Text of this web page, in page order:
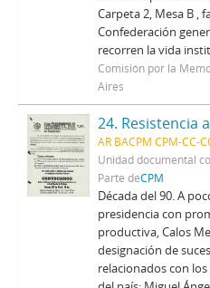
Carpeta 2, Mesa B ,
Confederación
recorren la vida
Comisión por la
Aires
24. Resistencia
AR BACPM CPM-CC-
Unidad documental
Parte deCPM
Década del 90. A
presidencia con
productiva, Calos
designación de
relacionados con